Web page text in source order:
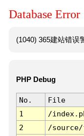
Database Error
(1040) 365建站错误
PHP Debug
No. File
1
/
2
/